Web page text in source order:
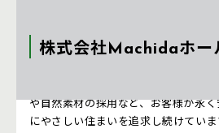
株式会社Machidaホー
や自然素材の採用など、お客様が永
にやさしい住まいを追求し続けてい